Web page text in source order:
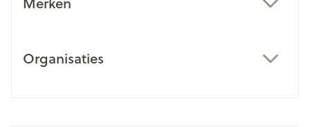
Organisaties